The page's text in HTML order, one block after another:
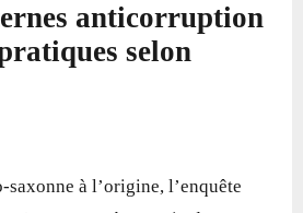
anticorruption
selon
à l’origine, l’enquête